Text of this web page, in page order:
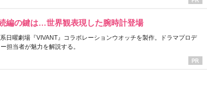
編の鍵は…世界観表現した腕時計登場
日曜劇場『VIVANT』コラボレーションウオッチを製作。ドラマプロデ
担当者が魅力を解説する。